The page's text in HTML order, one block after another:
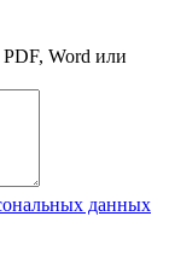
Word или
данных